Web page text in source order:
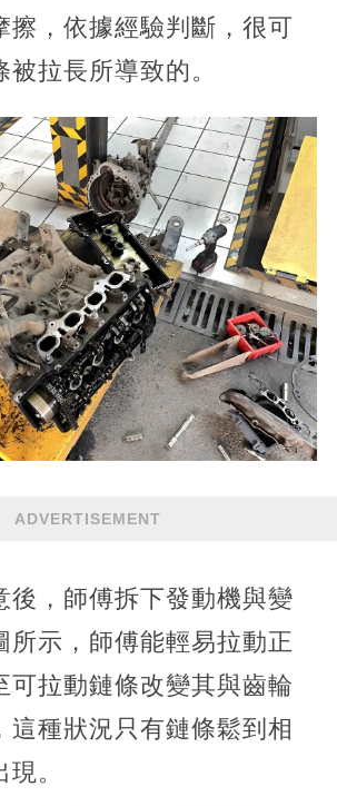
擦，依據經驗判斷，很可
拉長所導致的。
ADVERTISEMENT
後，師傅拆下發動機與變
所示，師傅能輕易拉動正
可拉動鏈條改變其與齒輪
這種狀況只有鏈條鬆到相
。